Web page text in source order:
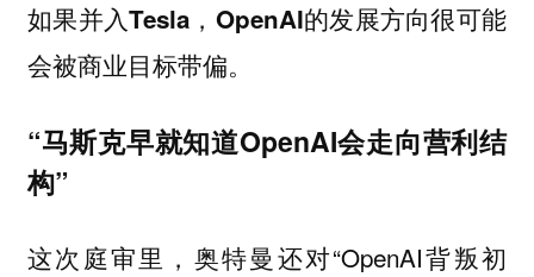
如果并入Tesla，OpenAI的发展方向很可能
会被商业目标带偏。
“马斯克早就知道OpenAI会走向营利结
构”
这次庭审里，奥特曼还对“OpenAI背叛初